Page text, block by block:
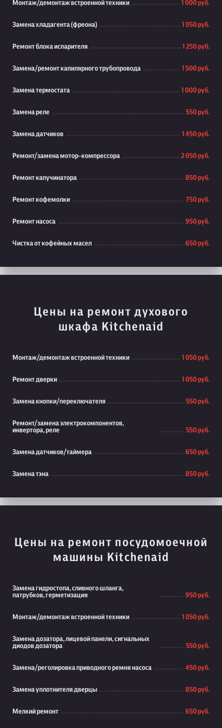
Монтаж/демонтаж встроенной техники 1 000 руб.
Замена хладагента (фреона) 1 050 руб.
Ремонт блока испарителя 1 250 руб.
Замена/ремонт капилярного трубопровода 1 500 руб.
Замена термостата 1 000 руб.
Замена реле 550 руб.
Замена датчиков 1 450 руб.
Ремонт/замена мотор-компрессора 2 050 руб.
Ремонт капучинатора 850 руб.
Ремонт кофемолки 750 руб.
Ремонт насоса 950 руб.
Чистка от кофейных масел 650 руб.
Цены на ремонт духового
шкафа Kitchenaid
Монтаж/демонтаж встроенной техники 1 050 руб.
Ремонт дверки 1 050 руб.
Замена кнопки/переключателя 550 руб.
Ремонт/замена электрокомпонентов,
инвертора, реле
550 руб.
Замена датчиков/таймера 650 руб.
Замена тэна 850 руб.
Цены на ремонт посудомоечной
машины Kitchenaid
Замена гидростопа, сливного шланга,
патрубков, герметизация
950 руб.
Монтаж/демонтаж встроенной техники 1 050 руб.
Замена дозатора, лицевой панели, сигнальных
диодов дозатора
550 руб.
Замена/реголировка приводного ремня насоса 450 руб.
Замена уплотнителя дверцы 850 руб.
Мелкий ремонт 650 руб.